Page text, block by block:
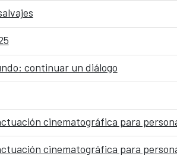
continuar un diálogo
cinematográfica para
cinematográfica para